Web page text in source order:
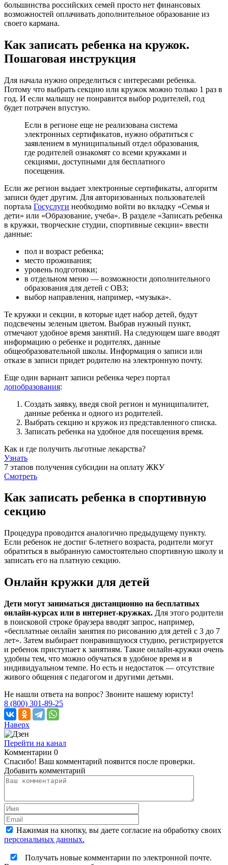
большинства российских семей просто нет финансовых
возможностей оплачивать дополнительное образование из
своего кармана.
Как записать ребенка на кружок.
Пошаговая инструкция
Для начала нужно определиться с интересами ребенка.
Потому что выбрать секцию или кружок можно только 1 раз в
год. И если малышу не понравится выбор родителей, год
будет потрачен впустую.
Если в регионе еще не реализована система
электронных сертификатов, нужно обратиться с
заявлением в муниципальный отдел образования,
где родителей ознакомят со всеми кружками и
секциями, доступными для бесплатного
посещения.
Если же регион выдает электронные сертификаты, алгоритм
записи будет другим. Для авторизованных пользователей
портала Госуслуги необходимо войти во вкладку «Семья и
дети» или «Образование, учеба». В разделе «Записать ребенка
в кружки, творческие студии, спортивные секции» ввести
данные:
пол и возраст ребенка;
место проживания;
уровень подготовки;
в отдельном меню — возможности дополнительного
образования для детей с ОВЗ;
выбор направления, например, «музыка».
Те кружки и секции, в которые идет набор детей, будут
подсвечены зеленым цветом. Выбрав нужный пункт,
отмечают удобное время занятий. На следующем шаге вводят
информацию о ребенке и родителях, данные
общеобразовательной школы. Информация о записи или
отказе в записи придет родителю на электронную почту.
Еще один вариант записи ребенка через портал
допобразования:
Создать заявку, введя свой регион и муниципалитет,
данные ребенка и одного из родителей.
Выбрать секцию и кружок из представленного списка.
Записать ребенка на удобное для посещения время.
Как и где получить льготные лекарства?
Узнать
7 этапов получения субсидии на оплату ЖКУ
Смотреть
Как записать ребенка в спортивную
секцию
Процедура проводится аналогично предыдущему пункту.
Если ребенок не достиг 6-летнего возраста, родители могут
обратиться в выбранную самостоятельно спортивную школу и
записать его на платную секцию.
Онлайн кружки для детей
Дети могут заниматься дистанционно на бесплатных
онлайн-курсах или в интернет-кружках. Для этого родители
в поисковой строке браузера вводят запрос, например,
«бесплатные онлайн занятия по рисованию для детей с 3 до 7
лет». Затем выбирает понравившуюся студию, регистрируется
и ребенок приступает к занятиям. Такие онлайн-кружки очень
удобны тем, что можно обучаться в удобное время и в
индивидуальном темпе. Но есть и недостаток — отсутствие
живого общения с педагогом и другими детьми.
Не нашли ответа на вопрос? Звоните нашему юристу!
8 (800) 301-89-25
Наверх
Перейти на канал
Комментарии 0
Спасибо! Ваш комментарий появится после проверки.
Добавить комментарий
Нажимая на кнопку, вы даете согласие на обработку своих
персональных данных.
Получать новые комментарии по электронной почте.